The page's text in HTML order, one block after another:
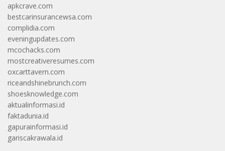
apkcrave.com
bestcarinsurancewsa.com
complidia.com
eveningupdates.com
mcochacks.com
mostcreativeresumes.com
oxcarttavern.com
riceandshinebrunch.com
shoesknowledge.com
aktualinformasi.id
faktadunia.id
gapurainformasi.id
gariscakrawala.id